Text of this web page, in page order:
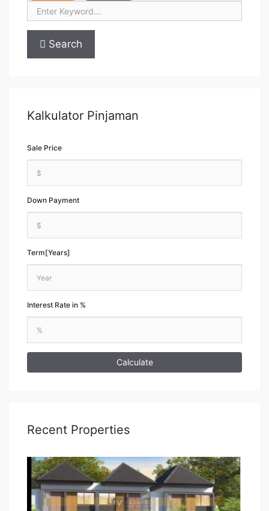
Search
Kalkulator Pinjaman
Sale Price
Down Payment
Term[Years]
Interest Rate in %
Calculate
Recent Properties